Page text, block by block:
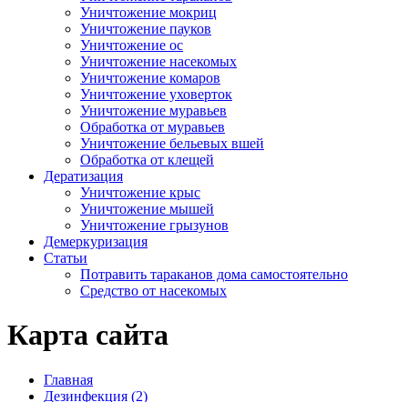
Уничтожение мокриц
Уничтожение пауков
Уничтожение ос
Уничтожение насекомых
Уничтожение комаров
Уничтожение уховерток
Уничтожение муравьев
Обработка от муравьев
Уничтожение бельевых вшей
Обработка от клещей
Дератизация
Уничтожение крыс
Уничтожение мышей
Уничтожение грызунов
Демеркуризация
Статьи
Потравить тараканов дома самостоятельно
Средство от насекомых
Карта сайта
Главная
Дезинфекция (2)